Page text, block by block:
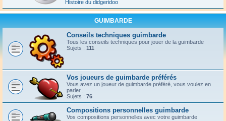
Histoire du didgeridoo
GUIMBARDE
Conseils techniques guimbarde
Tous les conseils techniques pour jouer de la guimbarde
Sujets : 111
Vos joueurs de guimbarde préférés
Vous avez un joueur de guimbarde préféré, vous voulez en
parler...
Sujets : 76
Compositions personnelles guimbarde
Vos compositions personnelles avec votre guimbarde